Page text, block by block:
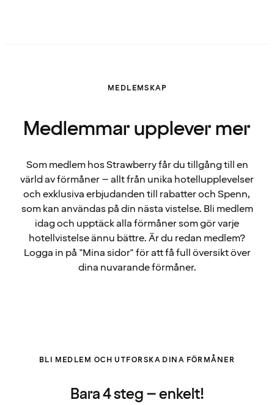
MEDLEMSKAP
Medlemmar upplever mer
Som medlem hos Strawberry får du tillgång till en
värld av förmåner – allt från unika hotellupplevelser
och exklusiva erbjudanden till rabatter och Spenn,
som kan användas på din nästa vistelse. Bli medlem
idag och upptäck alla förmåner som gör varje
hotellvistelse ännu bättre. Är du redan medlem?
Logga in på "Mina sidor" för att få full översikt över
dina nuvarande förmåner.
BLI MEDLEM OCH UTFORSKA DINA FÖRMÅNER
Bara 4 steg – enkelt!